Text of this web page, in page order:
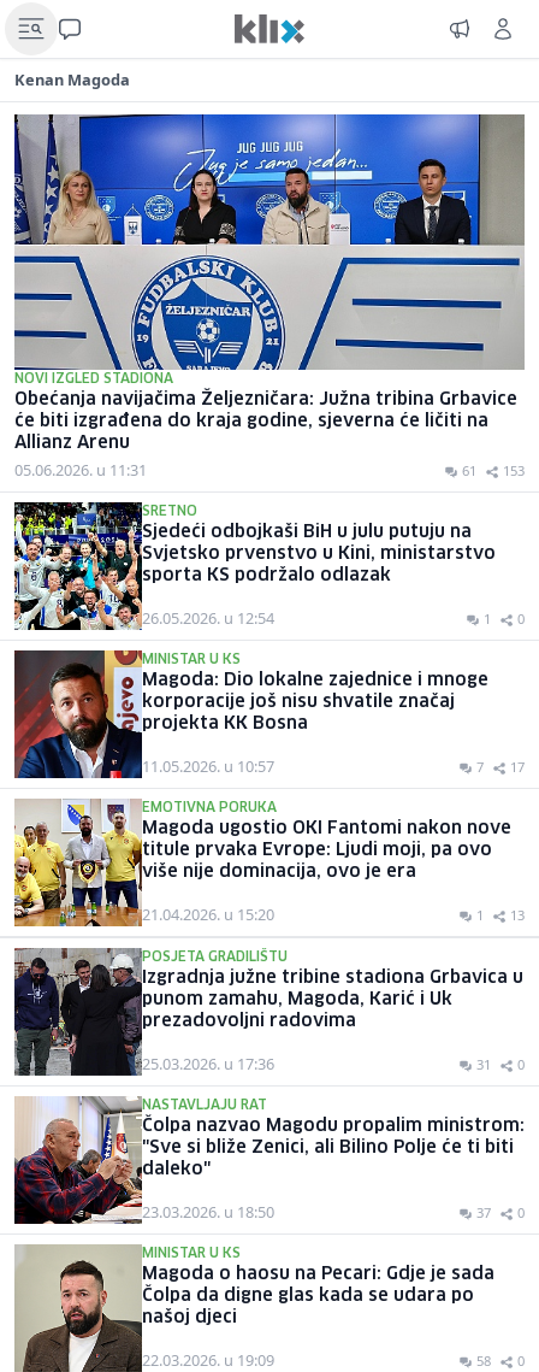
Kenan Magoda
NOVI IZGLED STADIONA
Obećanja navijačima Željezničara: Južna tribina Grbavice
će biti izgrađena do kraja godine, sjeverna će ličiti na
Allianz Arenu
05.06.2026. u 11:31 61 153
SRETNO
Sjedeći odbojkaši BiH u julu putuju na
Svjetsko prvenstvo u Kini, ministarstvo
sporta KS podržalo odlazak
26.05.2026. u 12:54 1 0
MINISTAR U KS
Magoda: Dio lokalne zajednice i mnoge
korporacije još nisu shvatile značaj
projekta KK Bosna
11.05.2026. u 10:57 7 17
EMOTIVNA PORUKA
Magoda ugostio OKI Fantomi nakon nove
titule prvaka Evrope: Ljudi moji, pa ovo
više nije dominacija, ovo je era
21.04.2026. u 15:20 1 13
POSJETA GRADILIŠTU
Izgradnja južne tribine stadiona Grbavica u
punom zamahu, Magoda, Karić i Uk
prezadovoljni radovima
25.03.2026. u 17:36 31 0
NASTAVLJAJU RAT
Čolpa nazvao Magodu propalim ministrom:
"Sve si bliže Zenici, ali Bilino Polje će ti biti
daleko"
23.03.2026. u 18:50 37 0
MINISTAR U KS
Magoda o haosu na Pecari: Gdje je sada
Čolpa da digne glas kada se udara po
našoj djeci
22.03.2026. u 19:09 58 0